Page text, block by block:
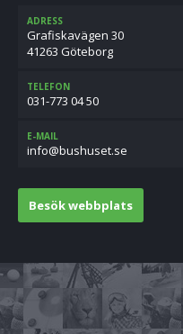
ADRESS
Grafiskavägen 30
41263 Göteborg
TELEFON
031-773 04 50
E-MAIL
es.tesuhsub@ofni
Besök webbplats